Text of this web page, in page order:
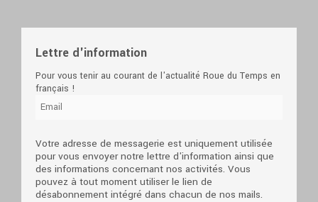
Lettre d'information
Pour vous tenir au courant de l'actualité Roue du Temps en
français !
Votre adresse de messagerie est uniquement utilisée
pour vous envoyer notre lettre d'information ainsi que
des informations concernant nos activités. Vous
pouvez à tout moment utiliser le lien de
désabonnement intégré dans chacun de nos mails.